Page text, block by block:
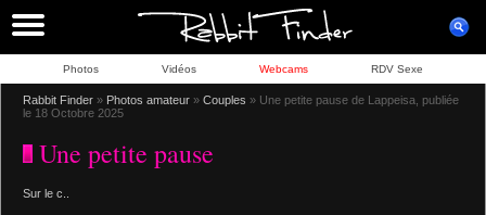
Photos Vidéos Webcams RDV Sexe
Rabbit Finder » Photos amateur » Couples » Une petite pause de Lappeisa, publiée
le 18 Octobre 2025
Une petite pause
Sur le c..